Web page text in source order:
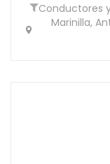
Conductores
Marinilla,